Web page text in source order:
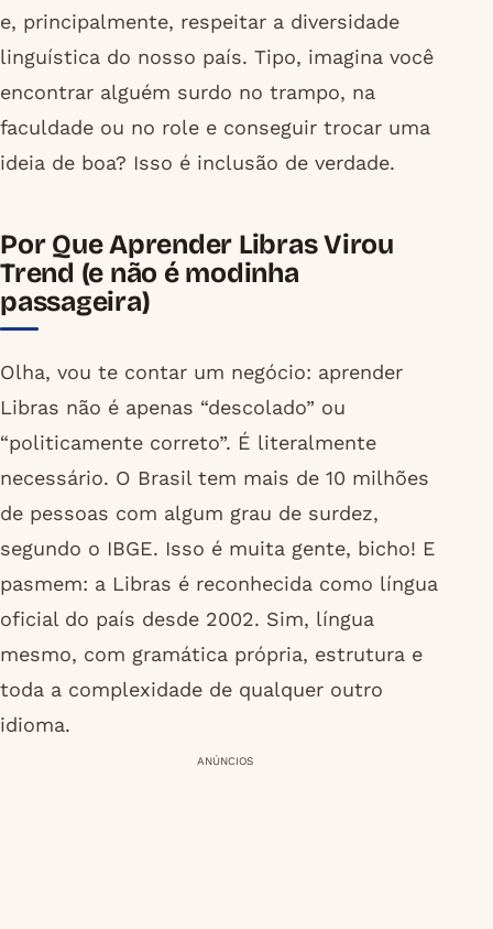
e, principalmente, respeitar a diversidade
linguística do nosso país. Tipo, imagina você
encontrar alguém surdo no trampo, na
faculdade ou no role e conseguir trocar uma
ideia de boa? Isso é inclusão de verdade.
Por Que Aprender Libras Virou
Trend (e não é modinha
passageira)
Olha, vou te contar um negócio: aprender
Libras não é apenas “descolado” ou
“politicamente correto”. É literalmente
necessário. O Brasil tem mais de 10 milhões
de pessoas com algum grau de surdez,
segundo o IBGE. Isso é muita gente, bicho! E
pasmem: a Libras é reconhecida como língua
oficial do país desde 2002. Sim, língua
mesmo, com gramática própria, estrutura e
toda a complexidade de qualquer outro
idioma.
ANÚNCIOS